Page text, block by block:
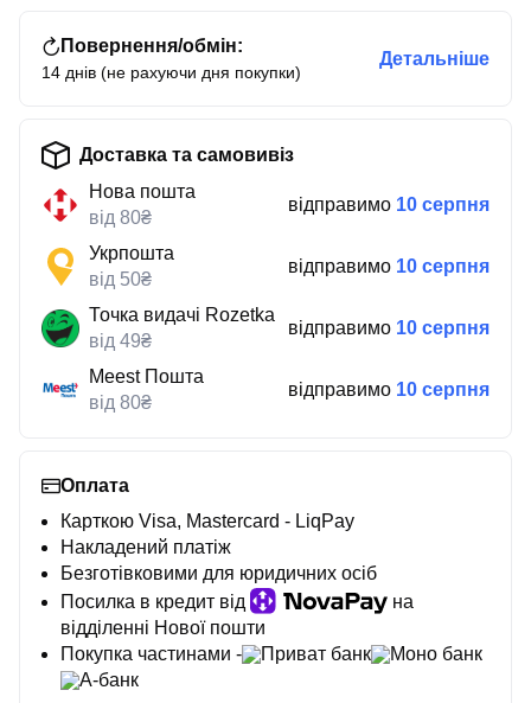
Повернення/обмін:
14 днів (не рахуючи дня покупки)
Детальніше
Доставка та самовивіз
Нова пошта
від 80₴
відправимо 10 серпня
Укрпошта
від 50₴
відправимо 10 серпня
Точка видачі Rozetka
від 49₴
відправимо 10 серпня
Meest Пошта
від 80₴
відправимо 10 серпня
Оплата
Карткою Visa, Mastercard - LiqPay
Накладений платіж
Безготівковими для юридичних осіб
Посилка в кредит від
на
відділенні Нової пошти
Покупка частинами -
Приват банк
Моно банк
А-банк